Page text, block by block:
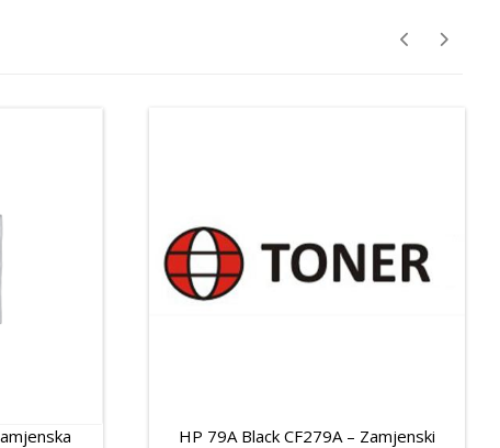
HP 79A Black CF279A – Zamjenski